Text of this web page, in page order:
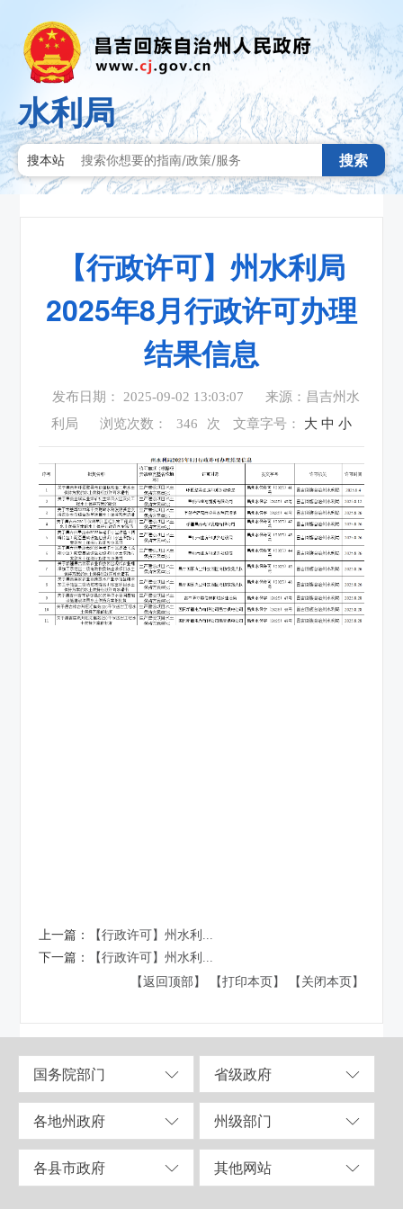
水利局
搜本站 搜索
【行政许可】州水利局
2025年8月行政许可办理
结果信息
发布日期： 2025-09-02 13:03:07
来源：昌吉州水
利局
浏览次数： 346 次 文章字号： 大 中 小
上一篇：
【行政许可】州水利...
下一篇：
【行政许可】州水利...
【返回顶部】
【打印本页】 【关闭本页】
国务院部门 省级政府
各地州政府 州级部门
各县市政府 其他网站